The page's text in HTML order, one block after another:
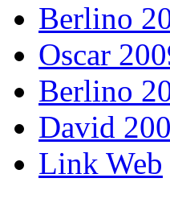
Berlino
Oscar
Berlino
David
Link Web